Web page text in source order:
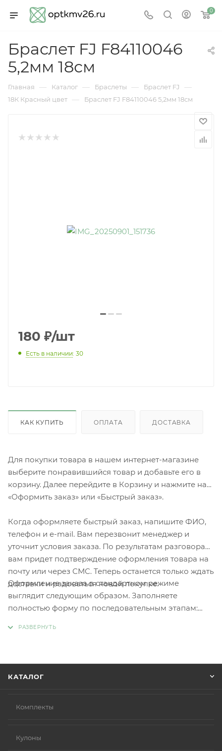
0
Браслет FJ F84110046
5,2мм 18см
Главная — Каталог — Браслеты — Браслет FJ —
18К Красный цвет — Браслет FJ F84110046 5,2мм 18см
180 ₽/шт
Есть в наличии: 30
КАК КУПИТЬ ОПЛАТА ДОСТАВКА
Для покупки товара в нашем интернет-магазине
выберите понравившийся товар и добавьте его в
корзину. Далее перейдите в Корзину и нажмите на
«Оформить заказ» или «Быстрый заказ».
Когда оформляете быстрый заказ, напишите ФИО,
телефон и e-mail. Вам перезвонит менеджер и
уточнит условия заказа. По результатам разговора
вам придет подтверждение оформления товара на
почту или через СМС. Теперь останется только ждать
доставки и радоваться новой покупке.
Оформление заказа в стандартном режиме
выглядит следующим образом. Заполняете
полностью форму по последовательным этапам:
КАТАЛОГ
Комплекты
Кулоны